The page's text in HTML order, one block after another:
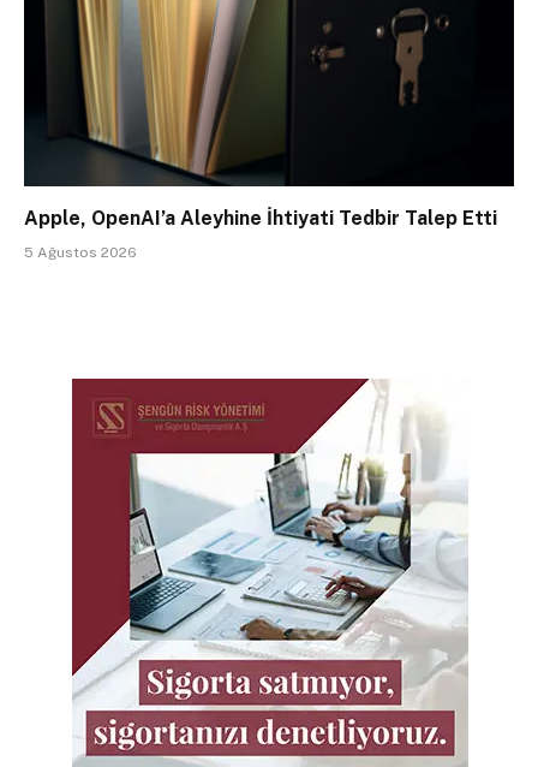
Apple, OpenAI’a Aleyhine İhtiyati Tedbir Talep Etti
5 Ağustos 2026